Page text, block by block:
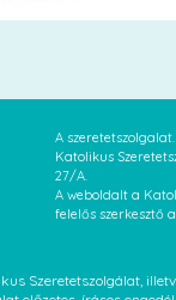
A
Katolikus
27/A.
A weboldalt a
felelős szerkesztő
Szeretetszolgálat,